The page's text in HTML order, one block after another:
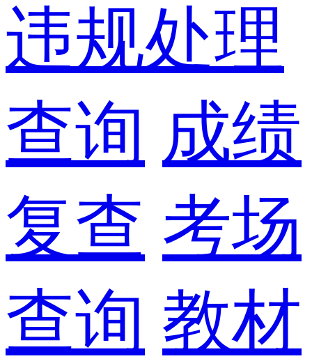
违规处理
查询 成绩
复查 考场
查询 教材